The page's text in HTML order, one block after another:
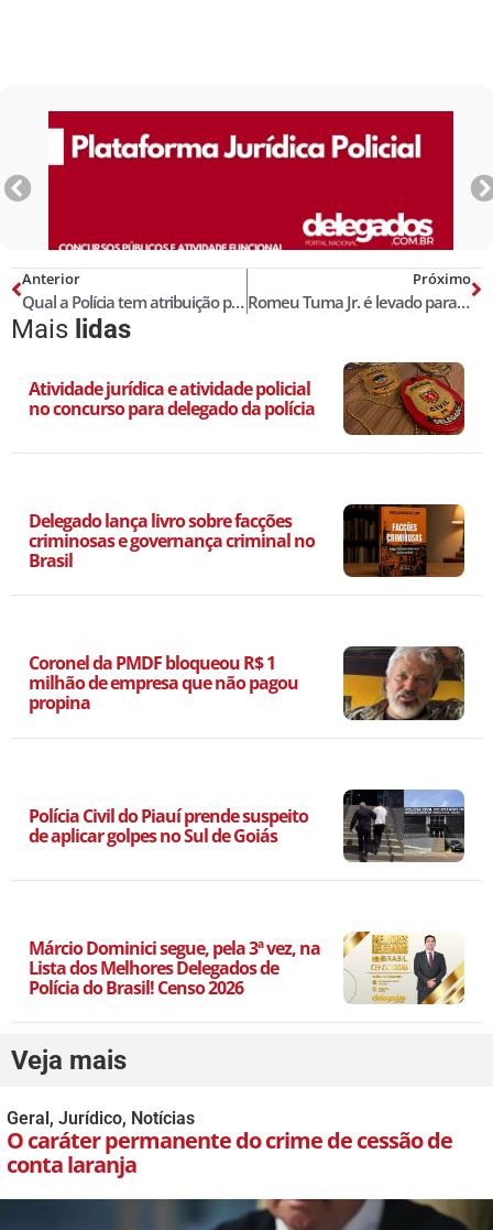
Anterior
Qual a Polícia tem atribuição para investigar golpe contra correntista no interior da agência da CEF?
Próximo
Romeu Tuma Jr. é levado para sede da PF em SP para depor sobre livro
Mais lidas
Atividade jurídica e atividade policial
no concurso para delegado da polícia
Delegado lança livro sobre facções
criminosas e governança criminal no
Brasil
Coronel da PMDF bloqueou R$ 1
milhão de empresa que não pagou
propina
Polícia Civil do Piauí prende suspeito
de aplicar golpes no Sul de Goiás
Márcio Dominici segue, pela 3ª vez, na
Lista dos Melhores Delegados de
Polícia do Brasil! Censo 2026
Veja mais
Geral, Jurídico, Notícias
O caráter permanente do crime de cessão de
conta laranja